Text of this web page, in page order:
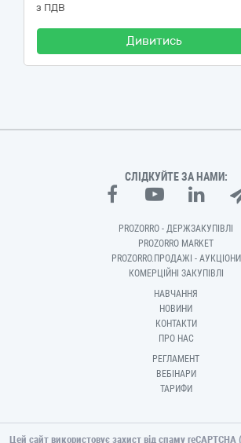
з ПДВ
Дивитись
СЛІДКУЙТЕ ЗА НАМИ:
PROZORRO - ДЕРЖЗАКУПІВЛІ
PROZORRO MARKET
PROZORRO.ПРОДАЖІ - АУКЦІОНИ
КОМЕРЦІЙНІ ЗАКУПІВЛІ
НАВЧАННЯ
НОВИНИ
КОНТАКТИ
ПРО НАС
РЕГЛАМЕНТ
ВЕБІНАРИ
ТАРИФИ
Цей сайт використовує захист від спаму reCAPTCHA